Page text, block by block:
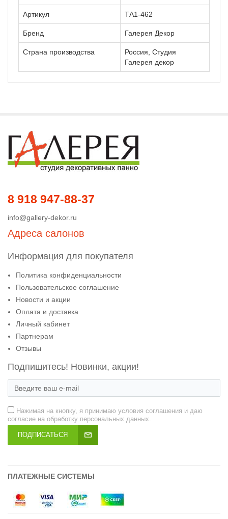
Артикул ТА1-462
Бренд Галерея Декор
Страна производства
Россия, Студия
Галерея декор
8 918 947-88-37
info@gallery-dekor.ru
Адреса салонов
Информация для покупателя
Политика конфиденциальности
Пользовательское соглашение
Новости и акции
Оплата и доставка
Личный кабинет
Партнерам
Отзывы
Подпишитесь! Новинки, акции!
Нажимая на кнопку, я принимаю условия соглашения и даю
согласие на обработку персональных данных.
ПОДПИСАТЬСЯ
ПЛАТЕЖНЫЕ СИСТЕМЫ